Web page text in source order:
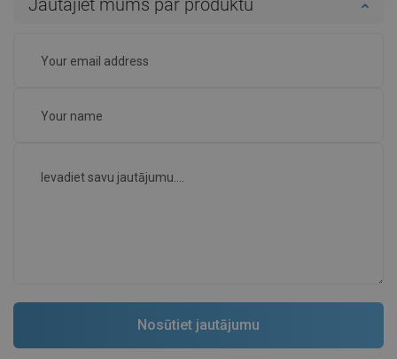
Jautājiet mums par produktu